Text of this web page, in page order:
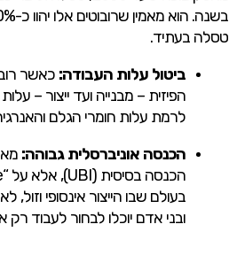
טסלה בעתיד.
ביטול עלות העבודה: כאשר
הפיזית – מבנייה ועד ייצור –
לרמת עלות חומרי הגלם
הכנסה אוניברסלית גבוהה:
בעולם שבו הייצור אינסופי
ובני אדם יוכלו לבחור לעבוד